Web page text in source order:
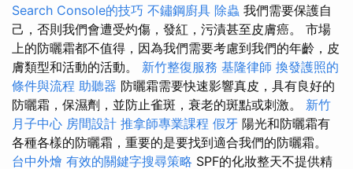
Search Console的技巧 不鏽鋼廚具 除蟲 我們需要保護自
己，否則我們會遭受灼傷，發紅，污漬甚至皮膚癌。 市場
上的防曬霜都不值得，因為我們需要考慮到我們的年齡，皮
膚類型和活動的活動。 新竹整復服務 基隆律師 換發護照的
條件與流程 助聽器 防曬霜需要快速影響真皮，具有良好的
防曬霜，保濕劑，並防止雀斑，衰老的斑點或刺激。 新竹
月子中心 房間設計 推拿師專業課程 假牙 陽光和防曬霜有
各種各樣的防曬霜，重要的是要找到適合我們的防曬霜。
台中外燴 有效的關鍵字搜尋策略 SPF的化妝整天不提供精